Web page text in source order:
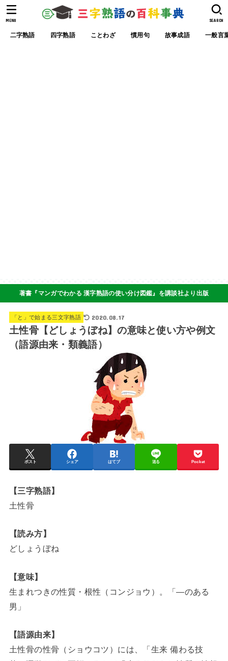
二字熟語 四字熟語 ことわざ 慣用句 故事成語 一般言
SEARCH
MENU
著書『マンガでわかる 漢字熟語の使い分け図鑑』を講談社より出版
「と」で始まる三文字熟語 2020.08.17
土性骨【どしょうぼね】の意味と使い方や例文
（語源由来・類義語）
ポスト シェア はてブ 送る Pocket
【三字熟語】
土性骨
【読み方】
どしょうぼね
【意味】
生まれつきの性質・根性（コンジョウ）。「―のある
男」
【語源由来】
土性骨の性骨（ショウコツ）には、「生来 備わる技